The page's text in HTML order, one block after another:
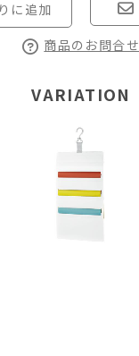
商品のお問合せ
VARIATION